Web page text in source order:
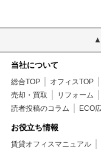
当社について
総合TOP オフィスTOP
売却・買取
リフォーム
読者投稿のコラム
ECO
お役立ち情報
賃貸オフィスマニュアル